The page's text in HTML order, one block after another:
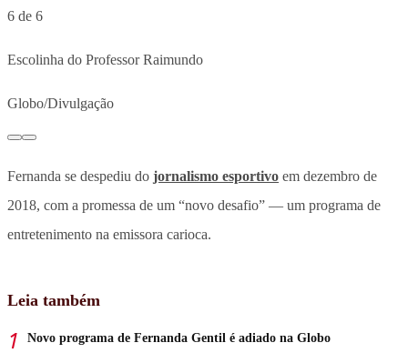
6 de 6
Escolinha do Professor Raimundo
Globo/Divulgação
Fernanda se despediu do jornalismo esportivo em dezembro de
2018, com a promessa de um “novo desafio” — um programa de
entretenimento na emissora carioca.
Leia também
Novo programa de Fernanda Gentil é adiado na Globo